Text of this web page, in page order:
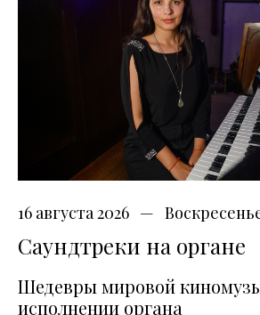
16 августа 2026
Саундтреки на органе
Шедевры мировой
исполнении органа